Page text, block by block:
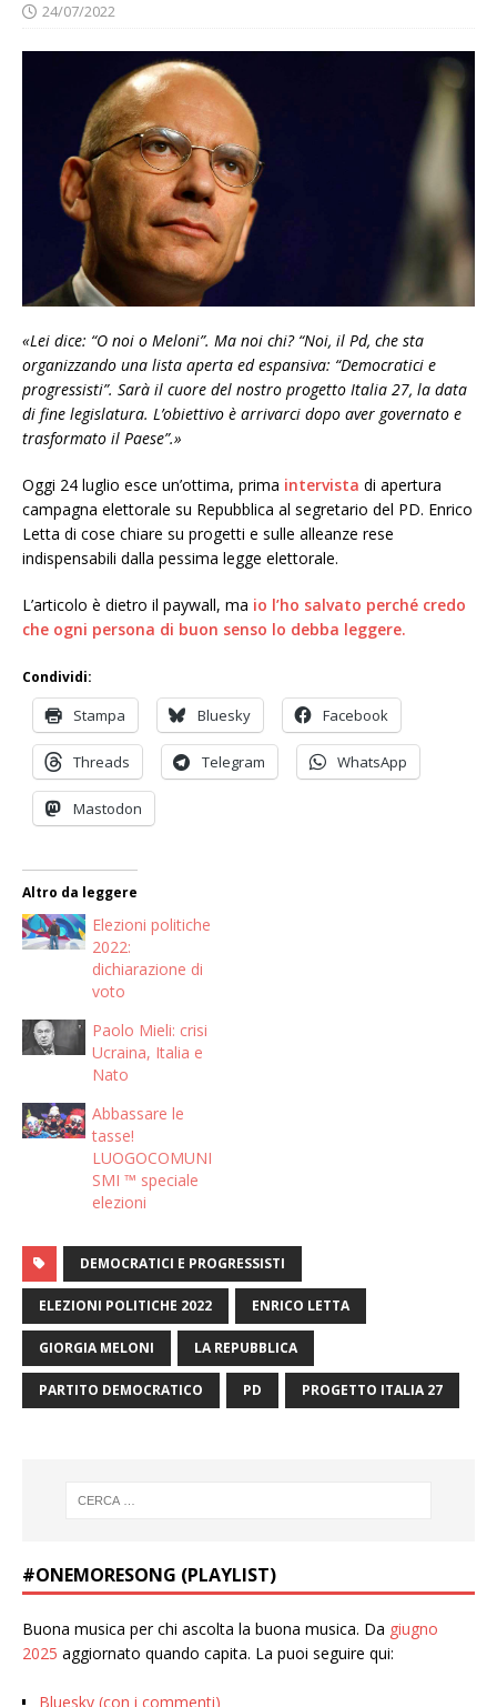
24/07/2022
«Lei dice: “O noi o Meloni”. Ma noi chi? “Noi, il Pd, che sta
organizzando una lista aperta ed espansiva: “Democratici e
progressisti”. Sarà il cuore del nostro progetto Italia 27, la data
di fine legislatura. L’obiettivo è arrivarci dopo aver governato e
trasformato il Paese”.»
Oggi 24 luglio esce un’ottima, prima intervista di apertura
campagna elettorale su Repubblica al segretario del PD. Enrico
Letta di cose chiare su progetti e sulle alleanze rese
indispensabili dalla pessima legge elettorale.
L’articolo è dietro il paywall, ma io l’ho salvato perché credo
che ogni persona di buon senso lo debba leggere.
Condividi:
Stampa Bluesky Facebook
Threads Telegram WhatsApp
Mastodon
Altro da leggere
Elezioni politiche
2022:
dichiarazione di
voto
Paolo Mieli: crisi
Ucraina, Italia e
Nato
Abbassare le
tasse!
LUOGOCOMUNI
SMI ™ speciale
elezioni
DEMOCRATICI E PROGRESSISTI
ELEZIONI POLITICHE 2022 ENRICO LETTA
GIORGIA MELONI LA REPUBBLICA
PARTITO DEMOCRATICO PD PROGETTO ITALIA 27
#ONEMORESONG (PLAYLIST)
Buona musica per chi ascolta la buona musica. Da giugno
2025 aggiornato quando capita. La puoi seguire qui:
Bluesky (con i commenti)